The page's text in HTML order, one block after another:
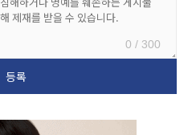
0 / 300